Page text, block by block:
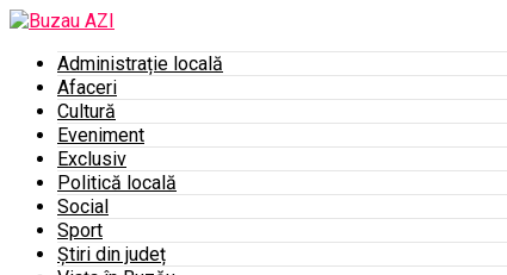
Administrație locală
Afaceri
Cultură
Eveniment
Exclusiv
Politică locală
Social
Sport
Știri din județ